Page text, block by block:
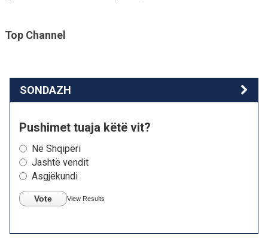
Top Channel
SONDAZH
Pushimet tuaja këtë vit?
Në Shqipëri
Jashtë vendit
Asgjëkundi
Vote View Results